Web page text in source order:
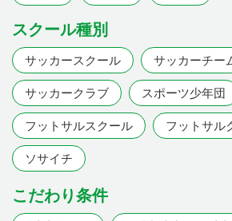
スクール種別
サッカースクール サッカーチー
サッカークラブ スポーツ少年団
フットサルスクール フットサル
ソサイチ
こだわり条件